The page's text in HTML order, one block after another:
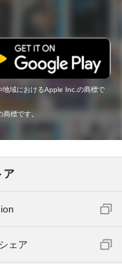
域におけるApple Inc.の商標で
標です。
ア
ェア